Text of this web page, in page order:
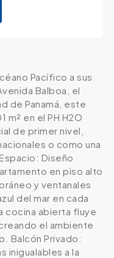
Pacífico a sus
Balboa, el
de Panamá, este
en el PH H2O
de primer nivel,
o como una
Diseño
en piso alto
y ventanales
del mar en cada
cocina abierta fluye
el ambiente
Balcón Privado:
inigualables a la